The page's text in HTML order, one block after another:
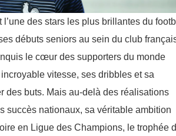
l’une des stars les plus brillantes du
débuts seniors au sein du club
le cœur des supporters du monde
vitesse, ses dribbles et sa
des buts. Mais au-delà des réalisations
succès nationaux, sa véritable ambition
en Ligue des Champions, le trophée